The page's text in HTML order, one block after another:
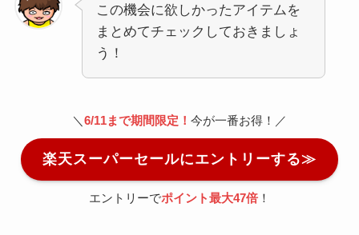
この機会に欲しかったアイテムを
まとめてチェックしておきましょ
う！
＼ 6/11まで期間限定！ 今が一番お得！／
楽天スーパーセールにエントリーする≫
エントリーでポイント最大47倍 ！